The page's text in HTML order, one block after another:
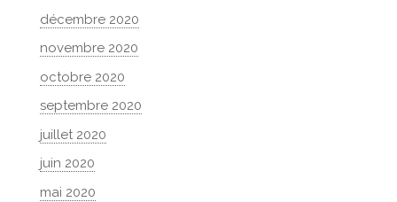
décembre 2020
novembre 2020
octobre 2020
septembre 2020
juillet 2020
juin 2020
mai 2020